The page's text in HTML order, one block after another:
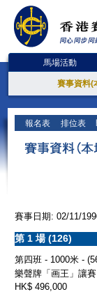
馬場活動
賽事資料(
報名表 排位表
賽事日期: 02/11/
第 1 場 (126)
第四班 - 1000米 -
樂聲牌「画王」讓賽
HK$ 496,000